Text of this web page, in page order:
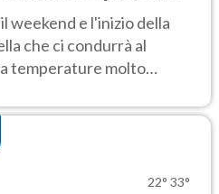
weekend e l'inizio della
che ci condurrà al
temperature molto
22° 33°